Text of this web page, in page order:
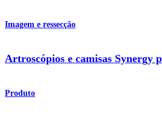
Imagem e ressecção
Artroscópios e camisas Synergy
Produto